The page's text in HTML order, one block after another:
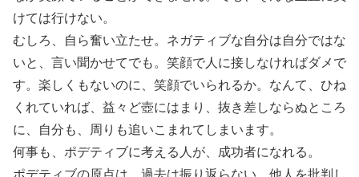
けては行けない。
むしろ、自ら奮い立たせ。ネガティブな自分は自分ではな
いと、言い聞かせてでも。笑顔で人に接しなければダメで
す。楽しくもないのに、笑顔でいられるか。なんて、ひね
くれていれば、益々ど壺にはまり、抜き差しならぬところ
に、自分も、周りも追いこまれてしまいます。
何事も、ポデティブに考える人が、成功者になれる。
ポデティブの原点は、過去は振り返らない。他人を批判し